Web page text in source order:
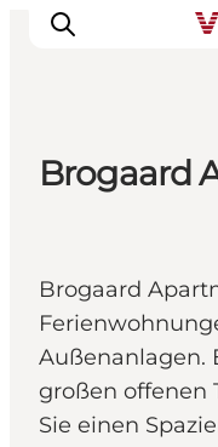
Events
Unterkunft
Mach deine
Brogaard
Brogaard
Außenanlagen.
großen offenen
Sie einen